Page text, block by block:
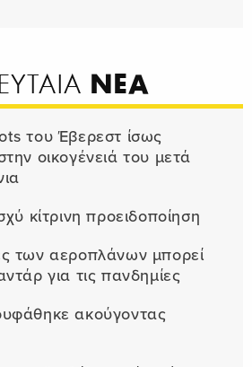
ΝΕΑ
του Έβερεστ ίσως
οικογένειά του μετά
κίτρινη προειδοποίηση
των αεροπλάνων μπορεί
για τις πανδημίες
ακούγοντας